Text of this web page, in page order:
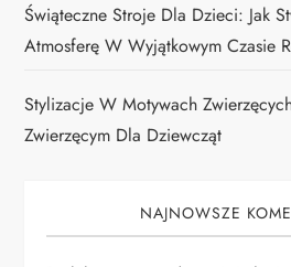
Świąteczne Stroje Dla Dzieci: Jak
Atmosferę W Wyjątkowym Czasie
Stylizacje W Motywach
Zwierzęcym Dla Dziewcząt
NAJNOWSZE